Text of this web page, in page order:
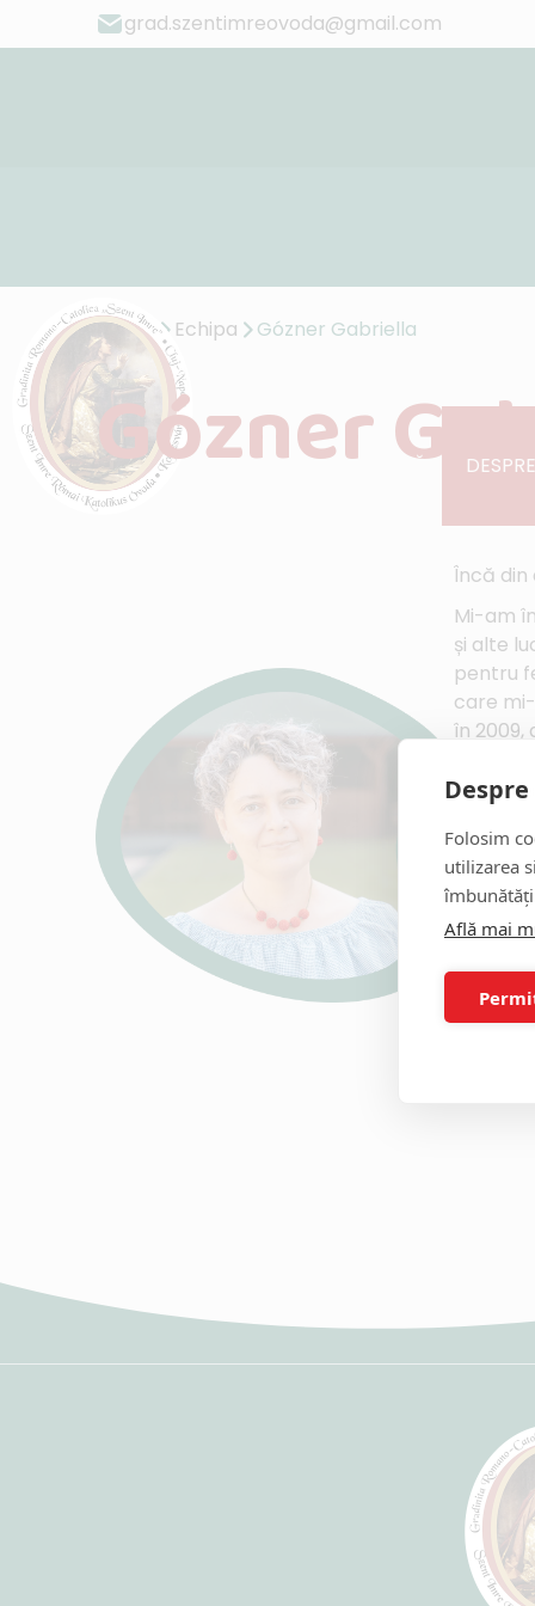
grad.szentimreovoda@gmail.com
ACASĂ
Acasă Echipa Gózner Gabriella
Gózner
Încă din
Mi-am
și alte
pentru
care
în
prin
Sunt
fizică,
În viața
doar
ceea
Iubesc
Folosim
utilizarea
Află mai